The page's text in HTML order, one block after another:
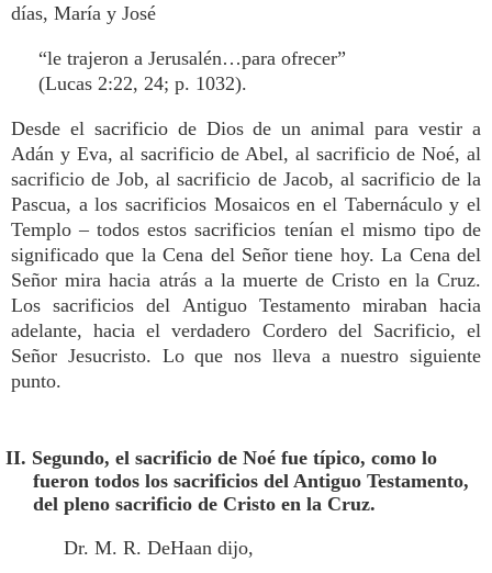
días, María y José
“le trajeron a Jerusalén…para ofrecer”
(Lucas 2:22, 24; p. 1032).
Desde el sacrificio de Dios de un animal para vestir a
Adán y Eva, al sacrificio de Abel, al sacrificio de Noé, al
sacrificio de Job, al sacrificio de Jacob, al sacrificio de la
Pascua, a los sacrificios Mosaicos en el Tabernáculo y el
Templo – todos estos sacrificios tenían el mismo tipo de
significado que la Cena del Señor tiene hoy. La Cena del
Señor mira hacia atrás a la muerte de Cristo en la Cruz.
Los sacrificios del Antiguo Testamento miraban hacia
adelante, hacia el verdadero Cordero del Sacrificio, el
Señor Jesucristo. Lo que nos lleva a nuestro siguiente
punto.
II. Segundo, el sacrificio de Noé fue típico, como lo
fueron todos los sacrificios del Antiguo Testamento,
del pleno sacrificio de Cristo en la Cruz.
Dr. M. R. DeHaan dijo,